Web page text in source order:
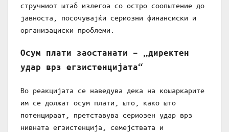
стручниот штаб излегоа со остро соопштение до
јавноста, посочувајќи сериозни финансиски и
организациски проблеми.
Осум плати заостанати – „директен
удар врз егзистенцијата“
Во реакцијата се наведува дека на кошаркарите
им се должат осум плати, што, како што
потенцираат, претставува сериозен удар врз
нивната егзистенција, семејствата и